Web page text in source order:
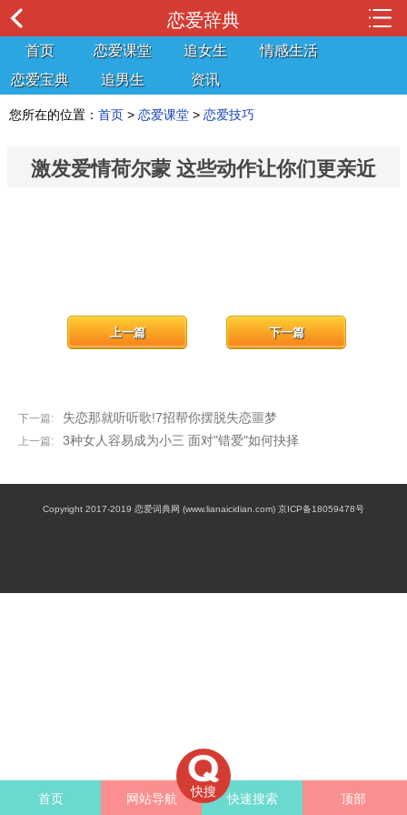
恋爱辞典
首页 恋爱课堂 追女生
情感生活
恋爱宝典
追男生 资讯
您所在的位置： 首页 > 恋爱课堂 > 恋爱技巧
激发爱情荷尔蒙 这些动作让你们更亲近
下一篇: 失恋那就听听歌!7招帮你摆脱失恋噩梦
下一篇
上一篇: 3种女人容易成为小三 面对"错爱"如何抉择
上一篇
快搜
首页 网站导航 快速搜索 顶部
Copyright 2017-2019 恋爱词典网 (www.lianaicidian.com) 京ICP备18059478号